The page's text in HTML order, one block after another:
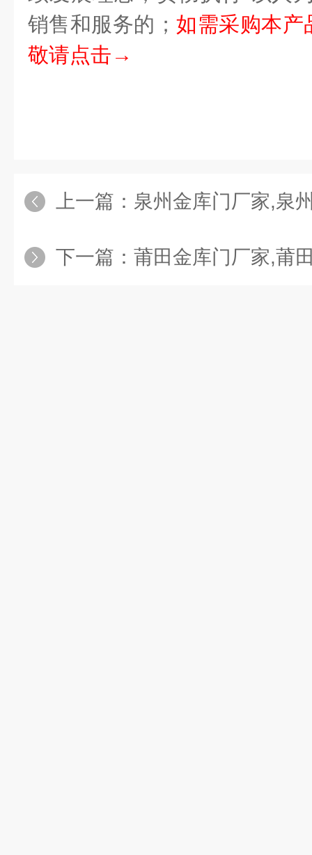
销售和服务的； 如需采购本产
敬请点击→
上一篇： 泉州金库门厂家,泉
下一篇： 莆田金库门厂家,莆